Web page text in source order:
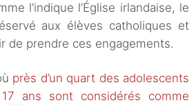
l’indique l’Église irlandaise, le
aux élèves catholiques et
de prendre ces engagements.
près d’un quart des adolescents
ans sont considérés comme